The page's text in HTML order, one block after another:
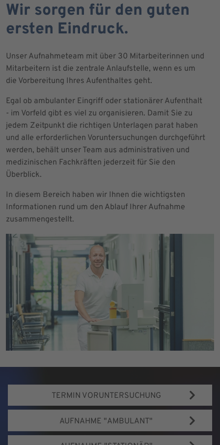
Wir sorgen für den guten
ersten Eindruck.
Unser Aufnahmeteam mit über 30 Mitarbeiterinnen und
Mitarbeitern ist die zentrale Anlaufstelle, wenn es um
die Vorbereitung Ihres Aufenthaltes geht.
Egal ob ambulanter Eingriff oder stationärer Aufenthalt
- im Vorfeld gibt es viel zu organisieren. Damit Sie zu
jedem Zeitpunkt die richtigen Unterlagen parat haben
und alle erforderlichen Voruntersuchungen durchgeführt
werden, behält unser Team aus administrativen und
medizinischen Fachkräften jederzeit für Sie den
Überblick.
In diesem Bereich haben wir Ihnen die wichtigsten
Informationen rund um den Ablauf Ihrer Aufnahme
zusammengestellt.
TERMIN VORUNTERSUCHUNG
AUFNAHME "AMBULANT"